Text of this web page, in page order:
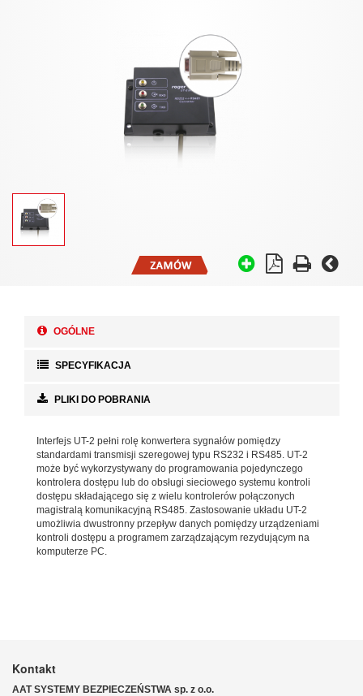
OGÓLNE
SPECYFIKACJA
PLIKI DO POBRANIA
Interfejs UT-2 pełni rolę konwertera sygnałów pomiędzy
standardami transmisji szeregowej typu RS232 i RS485. UT-2
może być wykorzystywany do programowania pojedynczego
kontrolera dostępu lub do obsługi sieciowego systemu kontroli
dostępu składającego się z wielu kontrolerów połączonych
magistralą komunikacyjną RS485. Zastosowanie układu UT-2
umożliwia dwustronny przepływ danych pomiędzy urządzeniami
kontroli dostępu a programem zarządzającym rezydującym na
komputerze PC.
Kontakt
AAT SYSTEMY BEZPIECZEŃSTWA sp. z o.o.